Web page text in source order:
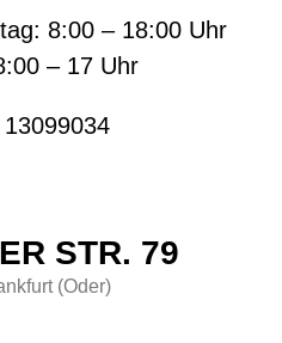
8:00 – 18:00 Uhr
– 17 Uhr
STR. 79
(Oder)